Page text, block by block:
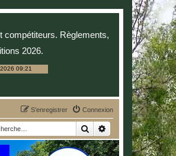
compétiteurs. Règlements,
2026.
09:21
Connexion
S’enregistrer
RechercherRecherche avancée